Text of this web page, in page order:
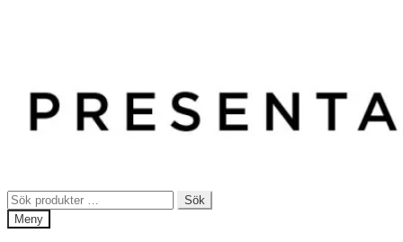
Sök
efter:
Sök
Meny